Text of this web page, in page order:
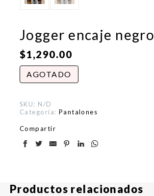
Jogger encaje negro
$1,290.00
AGOTADO
SKU: N/D
Categoría: Pantalones
Compartir
Productos relacionados